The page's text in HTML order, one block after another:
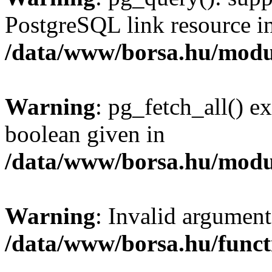
PostgreSQL link resource
/data/www/borsa.hu/
Warning: pg_fetch_all()
boolean given in
/data/www/borsa.hu/
Warning: Invalid
/data/www/borsa.hu/